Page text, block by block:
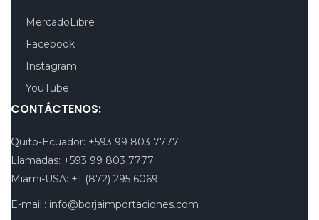
MercadoLibre
Facebook
Instagram
YouTube
CONTÁCTENOS:
Quito-Ecuador: +593 99 803 7777
Llamadas: +593 99 803 7777
Miami-USA: +1 (872) 295 6069
E-mail.: info@borjaimportaciones.com